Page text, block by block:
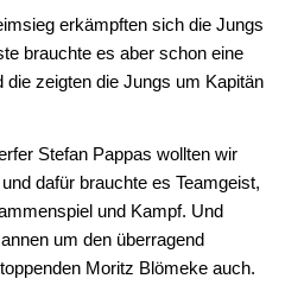
erkämpften sich die Jungs
brauchte es aber schon eine
zeigten die Jungs um Kapitän
Stefan Pappas wollten wir
dafür brauchte es Teamgeist,
und Kampf. Und
um den überragend
Moritz Blömeke auch.